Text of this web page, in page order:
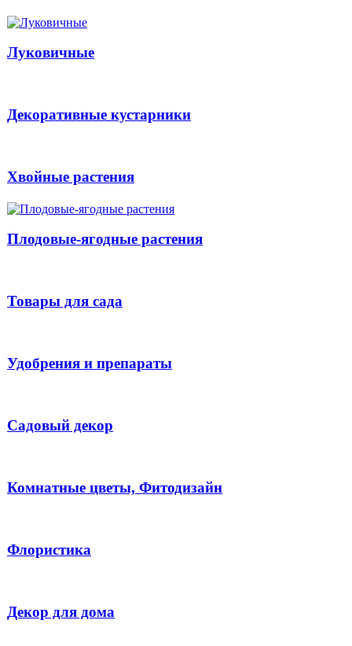
Луковичные
Декоративные кустарники
Хвойные растения
Плодовые-ягодные растения
Товары для сада
Удобрения и препараты
Садовый декор
Комнатные цветы, Фитодизайн
Флористика
Декор для дома